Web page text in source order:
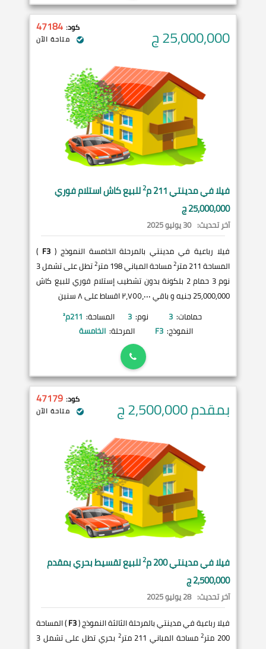
25,000,000ج كود: 47184
متاحة الآن
فيلا فيمدينتي 2للبيع كاش استلام فوري
25,000,000 ج
آخر تحديث: 30 يوليو 2025
فيلا رباعية في مدينتي بالمرحلة الخامسة النموذج (F3
)
المساحة 211 متر
2مساحة المباني 198 متر 2
تطل على تشمل 3
نوم 3 حمام 2 بلكونة بدون تشطيب إستلام فوري للبيع كاش
25,000,000 جنيه و باقي ٢،٧٥٥،٠٠٠ اقساط على ٨ سنين
حمامات: 3 نوم: 3 المساحة: 211م²
النموذج: F3 المرحلة: الخامسة
بمقدم 2,500,000 ج كود: 47179
متاحة الآن
فيلا فيمدينتي200 م 2للبيع تقسيط بحري بمقدم
2,500,000 ج
آخر تحديث: 28 يوليو 2025
فيلا رباعية في مدينتي بالمرحلة الثالثة النموذج (F3) المساحة
200 متر
2مساحة المباني 211 متر 2
بحري تطل على تشمل 3